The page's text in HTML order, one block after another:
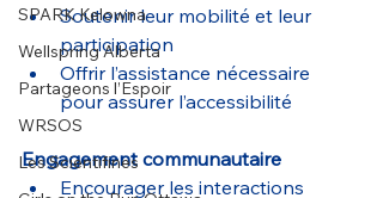
SPARK Kelowna
Wellspring Alberta
Partageons l’Espoir
WRSOS
Les Scientifines
Soutenir leur mobilité et leur
participation
Offrir l’assistance nécessaire
pour assurer l’accessibilité
Engagement communautaire
Encourager les interactions